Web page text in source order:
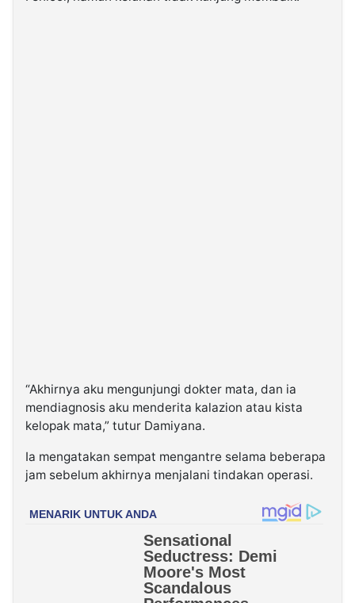
“Akhirnya aku mengunjungi dokter mata, dan ia
mendiagnosis aku menderita kalazion atau kista
kelopak mata,” tutur Damiyana.
Ia mengatakan sempat mengantre selama beberapa
jam sebelum akhirnya menjalani tindakan operasi.